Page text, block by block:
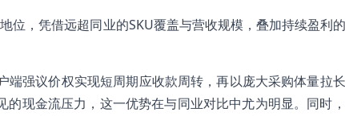
位，凭借远超同业的SKU覆盖与营收规模，叠加持续盈利
强议价权实现短周期应收款周转，再以庞大采购体量拉
现金流压力，这一优势在与同业对比中尤为明显。同时